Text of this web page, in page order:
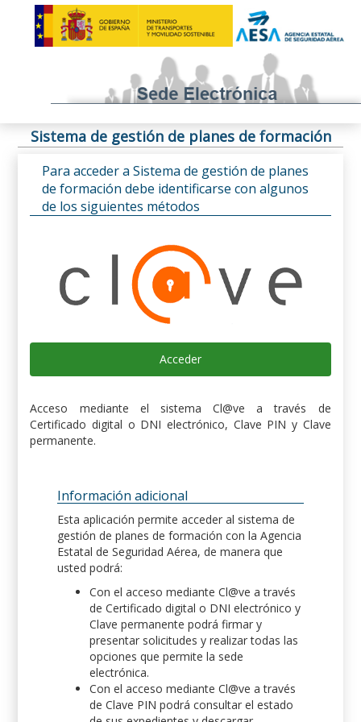
Sistema de gestión de planes de formación
Para acceder a Sistema de gestión de planes
de formación debe identificarse con algunos
de los siguientes métodos
Acceder
Acceso mediante el sistema Cl@ve a través de
Certificado digital o DNI electrónico, Clave PIN y Clave
permanente.
Información adicional
Esta aplicación permite acceder al sistema de
gestión de planes de formación con la Agencia
Estatal de Seguridad Aérea, de manera que
usted podrá:
Con el acceso mediante Cl@ve a través
de Certificado digital o DNI electrónico y
Clave permanente podrá firmar y
presentar solicitudes y realizar todas las
opciones que permite la sede
electrónica.
Con el acceso mediante Cl@ve a través
de Clave PIN podrá consultar el estado